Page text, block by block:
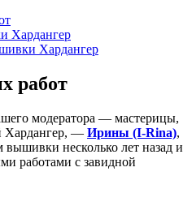
Хардангер
Хардангер
работ
модератора — мастерицы,
Хардангер, — Ирины (I-Rina),
вышивки несколько лет назад и
работами с завидной